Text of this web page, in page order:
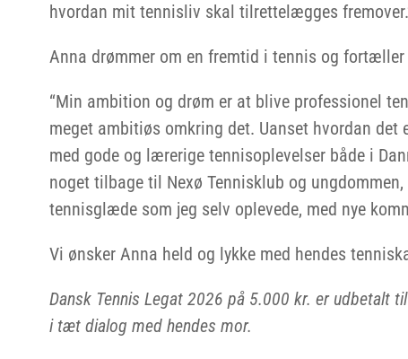
hvordan mit tennisliv skal tilrettelægges
Anna drømmer om en fremtid i tennis og
“Min ambition og drøm er at blive professionel
meget ambitiøs omkring det. Uanset hvordan
med gode og lærerige tennisoplevelser både i
noget tilbage til Nexø Tennisklub og
tennisglæde som jeg selv oplevede, med nye
Vi ønsker Anna held og lykke med hendes
Dansk Tennis Legat 2026 på 5.000 kr. er udbetalt
i tæt dialog med hendes mor.